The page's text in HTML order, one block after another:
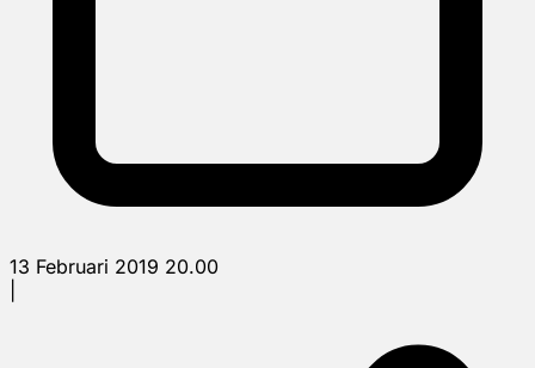
13 Februari 2019 20.00